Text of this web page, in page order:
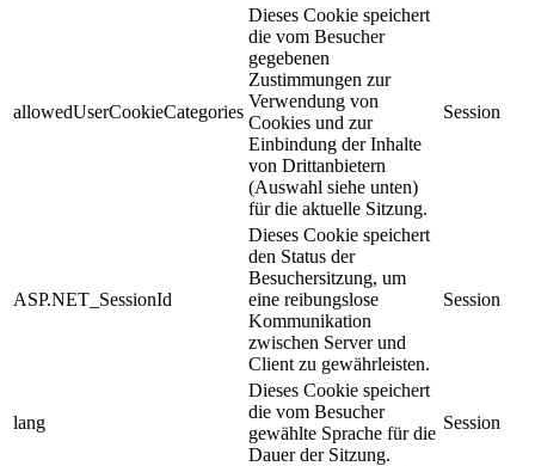
allowedUserCookieCategories
Dieses Cookie speichert
die vom Besucher
gegebenen
Zustimmungen zur
Verwendung von
Cookies und zur
Einbindung der Inhalte
von Drittanbietern
(Auswahl siehe unten)
für die aktuelle Sitzung.
Session
ASP.NET_SessionId
Dieses Cookie speichert
den Status der
Besuchersitzung, um
eine reibungslose
Kommunikation
zwischen Server und
Client zu gewährleisten.
Session
lang
Dieses Cookie speichert
die vom Besucher
gewählte Sprache für die
Dauer der Sitzung.
Session